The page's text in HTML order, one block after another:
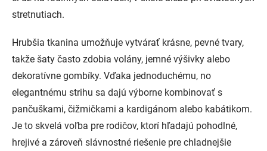
stretnutiach.
Hrubšia tkanina umožňuje vytvárať krásne, pevné tvary,
takže šaty často zdobia volány, jemné výšivky alebo
dekoratívne gombíky. Vďaka jednoduchému, no
elegantnému strihu sa dajú výborne kombinovať s
pančuškami, čižmičkami a kardigánom alebo kabátikom.
Je to skvelá voľba pre rodičov, ktorí hľadajú pohodlné,
hrejivé a zároveň slávnostné riešenie pre chladnejšie